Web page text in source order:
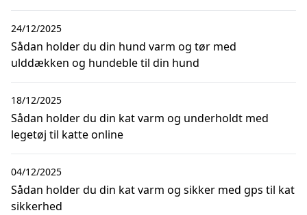
Sådan holder du din hund varm og tør med
ulddækken og hundeble til din hund
24/12/2025
Sådan holder du din kat varm og underholdt med
legetøj til katte online
18/12/2025
Sådan holder du din kat varm og sikker med gps til kat
sikkerhed
04/12/2025